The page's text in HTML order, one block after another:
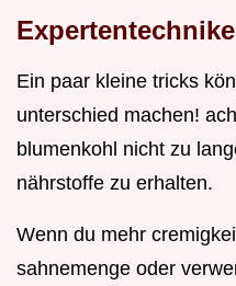
Ein paar kleine tricks
unterschied machen!
blumenkohl nicht zu
nährstoffe zu erhalten.
Wenn du mehr
sahnemenge oder